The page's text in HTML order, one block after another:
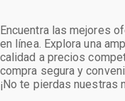
Encuentra las mejores
en línea. Explora una
calidad a precios
compra segura y
¡No te pierdas